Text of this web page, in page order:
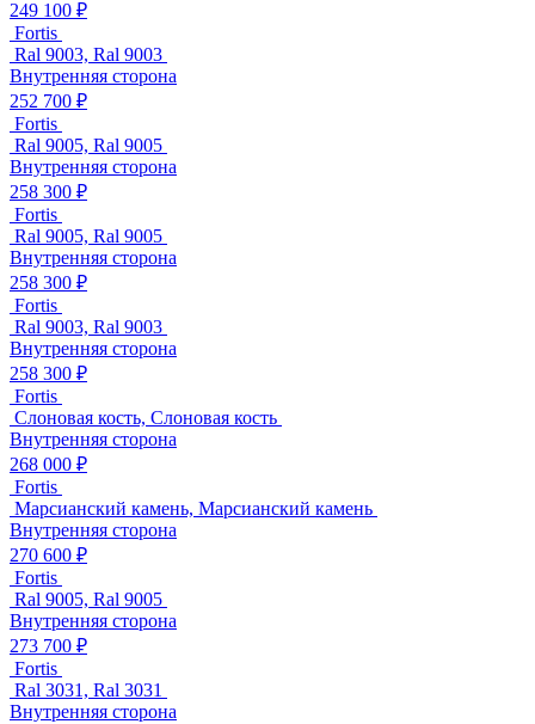
249 100 ₽
Fortis
Ral 9003, Ral 9003
Внутренняя сторона
252 700 ₽
Fortis
Ral 9005, Ral 9005
Внутренняя сторона
258 300 ₽
Fortis
Ral 9005, Ral 9005
Внутренняя сторона
258 300 ₽
Fortis
Ral 9003, Ral 9003
Внутренняя сторона
258 300 ₽
Fortis
Слоновая кость, Слоновая кость
Внутренняя сторона
268 000 ₽
Fortis
Марсианский камень, Марсианский камень
Внутренняя сторона
270 600 ₽
Fortis
Ral 9005, Ral 9005
Внутренняя сторона
273 700 ₽
Fortis
Ral 3031, Ral 3031
Внутренняя сторона